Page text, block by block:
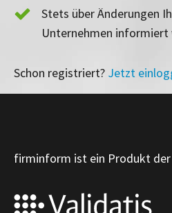
Stets über Änderungen
Unternehmen informiert
Schon registriert? Jetzt
firminform ist ein Produkt der